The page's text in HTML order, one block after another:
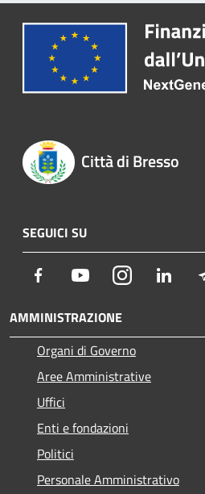
Città di Bresso
SEGUICI SU
Facebook YoutubeInstagram
AMMINISTRAZIONE
Organi di Governo
Aree Amministrative
Uffici
Enti e fondazioni
Politici
Personale Amministrativo